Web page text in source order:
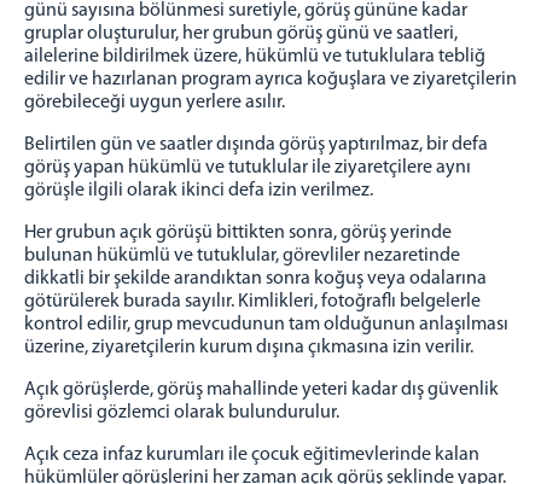
günü sayısına bölünmesi suretiyle, görüş gününe kadar
gruplar oluşturulur, her grubun görüş günü ve saatleri,
ailelerine bildirilmek üzere, hükümlü ve tutuklulara tebliğ
edilir ve hazırlanan program ayrıca koğuşlara ve ziyaretçilerin
görebileceği uygun yerlere asılır.
Belirtilen gün ve saatler dışında görüş yaptırılmaz, bir defa
görüş yapan hükümlü ve tutuklular ile ziyaretçilere aynı
görüşle ilgili olarak ikinci defa izin verilmez.
Her grubun açık görüşü bittikten sonra, görüş yerinde
bulunan hükümlü ve tutuklular, görevliler nezaretinde
dikkatli bir şekilde arandıktan sonra koğuş veya odalarına
götürülerek burada sayılır. Kimlikleri, fotoğraflı belgelerle
kontrol edilir, grup mevcudunun tam olduğunun anlaşılması
üzerine, ziyaretçilerin kurum dışına çıkmasına izin verilir.
Açık görüşlerde, görüş mahallinde yeteri kadar dış güvenlik
görevlisi gözlemci olarak bulundurulur.
Açık ceza infaz kurumları ile çocuk eğitimevlerinde kalan
hükümlüler görüşlerini her zaman açık görüş şeklinde yapar.